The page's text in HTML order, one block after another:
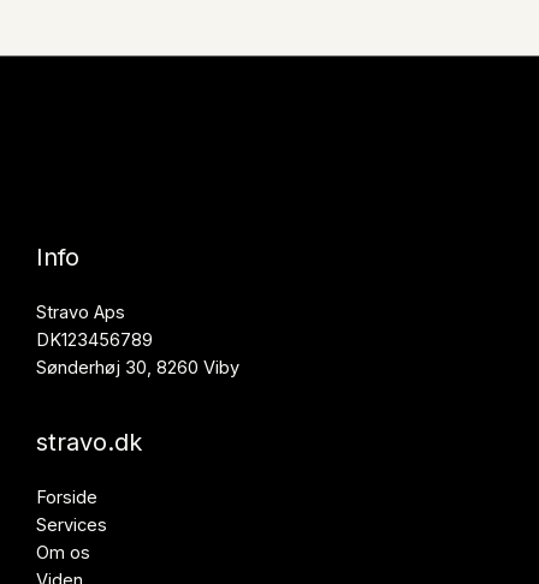
Info
Stravo Aps
DK123456789
Sønderhøj 30, 8260 Viby
stravo.dk
Forside
Services
Om os